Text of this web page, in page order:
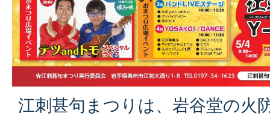
江刺甚句まつりは、岩谷堂の火